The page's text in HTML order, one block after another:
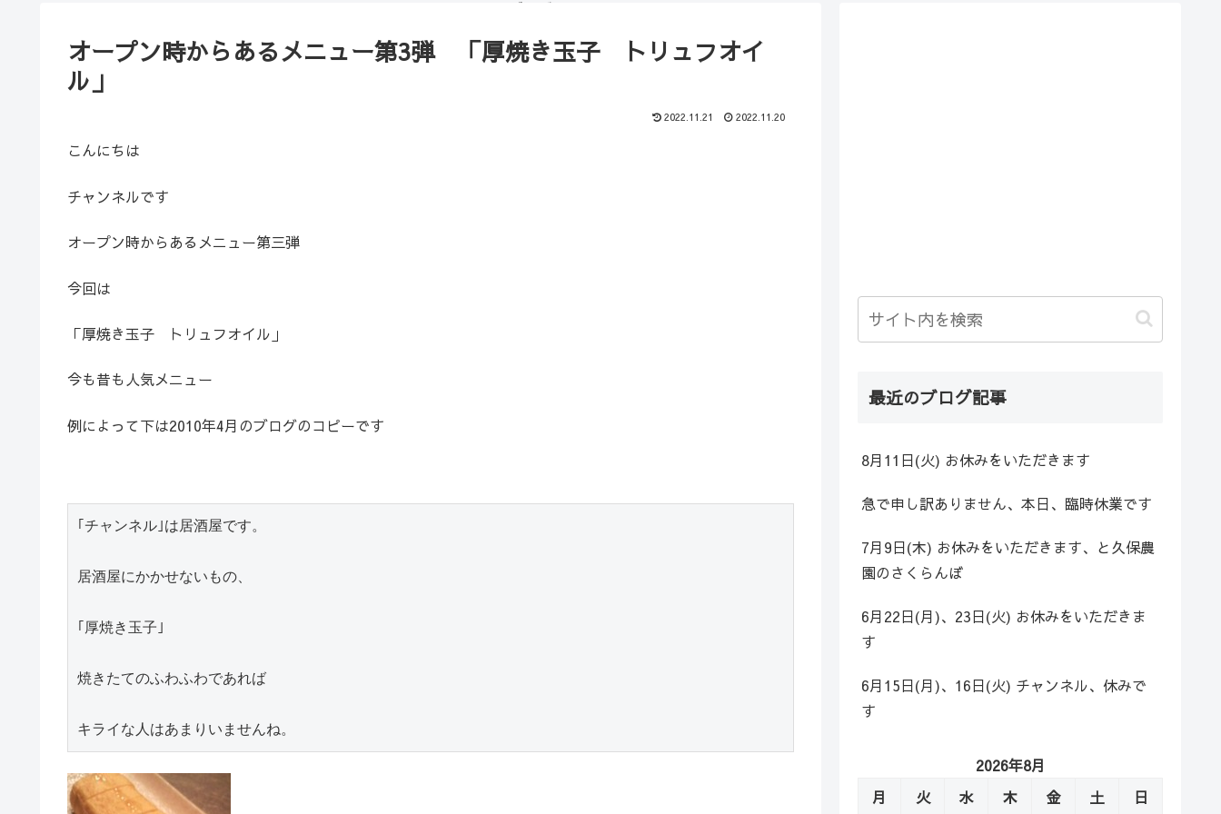
（ブログ）
オープン時からあるメニュー第3弾 「厚焼き玉子 トリュフオイ
ル」
2022.11.21 2022.11.20
こんにちは
チャンネルです
オープン時からあるメニュー第三弾
今回は
「厚焼き玉子 トリュフオイル」
今も昔も人気メニュー
例によって下は2010年4月のブログのコピーです
｢チャンネル｣は居酒屋です。
居酒屋にかかせないもの、
｢厚焼き玉子｣
焼きたてのふわふわであれば
キライな人はあまりいませんね。
最近のブログ記事
8月11日(火) お休みをいただきます
急で申し訳ありません、本日、臨時休業です
7月9日(木) お休みをいただきます、と久保農
園のさくらんぼ
6月22日(月)、23日(火) お休みをいただきま
す
6月15日(月)、16日(火) チャンネル、休みで
す
2026年8月
月
火 水 木 金 土 日